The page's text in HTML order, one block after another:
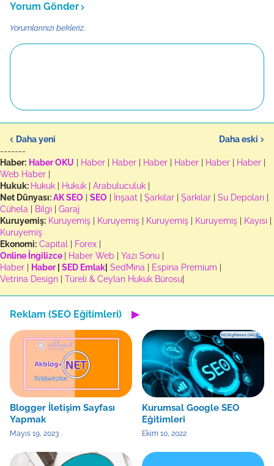
Yorum Gönder
Yorumlarınızı bekleriz.
Daha yeni
Daha eski
-------
Haber: Haber OKU Haber Haber Haber Haber Haber Haber
Web Haber
Hukuk: Hukuk Hukuk Arabuluculuk
Net Dünyası:AK SEO SEO İnşaat Şarkılar Şarkılar Su Depoları
Cühela
Bilgi
Garaj
Kuruyemiş: Kuruyemiş Kuruyemiş Kuruyemiş Kuruyemiş Kayısı
Kuruyemiş
Ekonomi: Capital Forex
Online İngilizce
Haber Web Yazı Sonu
Haber
Haber| SED Emlak SedMina Espina Premium
Vetrina Design
Türeli & Ceylan Hukuk Bürosu
Reklam (SEO Eğitimleri) ▶
Blogger İletişim Sayfası
Yapmak
Mayıs 19, 2023
Kurumsal Google SEO
Eğitimleri
Ekim 10, 2022